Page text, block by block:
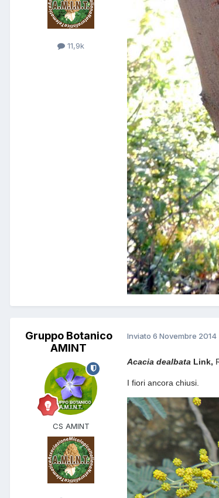
11,9k
Gruppo Botanico
AMINT
CS AMINT
Inviato 6 Novembre 2014
Acacia dealbata Link,
I fiori ancora chiusi.